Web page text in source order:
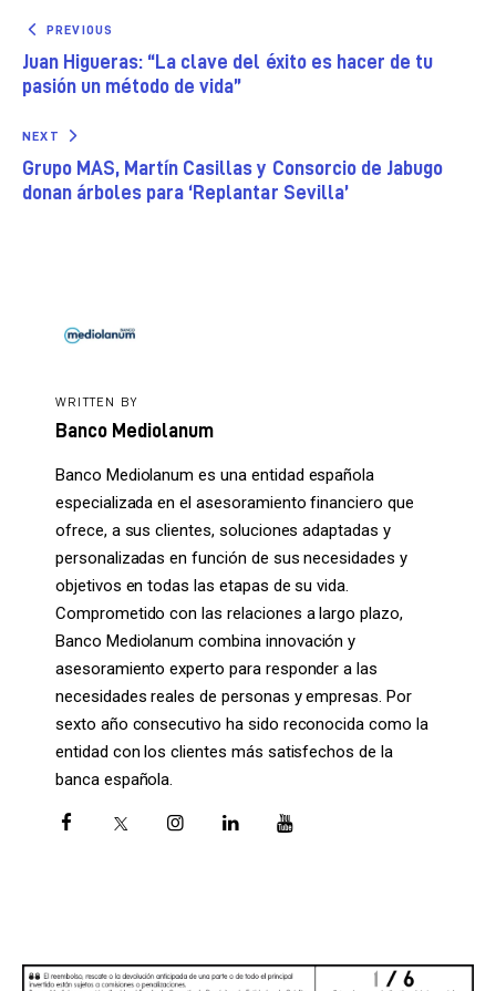
PREVIOUS
Juan Higueras: “La clave del éxito es hacer de tu
pasión un método de vida”
NEXT
Grupo MAS, Martín Casillas y Consorcio de Jabugo
donan árboles para ‘Replantar Sevilla’
WRITTEN BY
Banco Mediolanum
Banco Mediolanum es una entidad española
especializada en el asesoramiento financiero que
ofrece, a sus clientes, soluciones adaptadas y
personalizadas en función de sus necesidades y
objetivos en todas las etapas de su vida.
Comprometido con las relaciones a largo plazo,
Banco Mediolanum combina innovación y
asesoramiento experto para responder a las
necesidades reales de personas y empresas. Por
sexto año consecutivo ha sido reconocida como la
entidad con los clientes más satisfechos de la
banca española.